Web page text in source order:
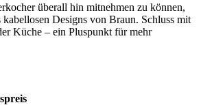
überall hin mitnehmen zu können,
Designs von Braun. Schluss mit
Küche – ein Pluspunkt für mehr